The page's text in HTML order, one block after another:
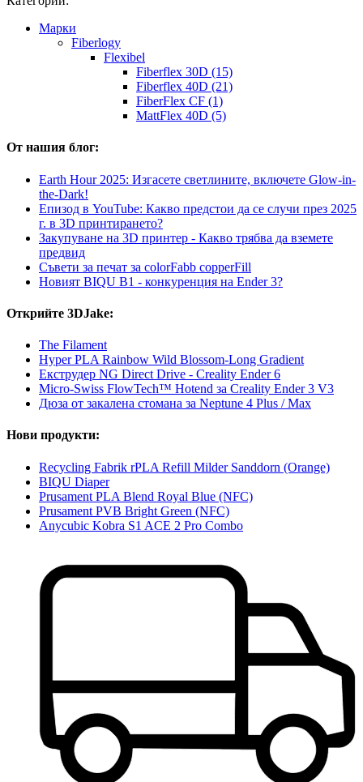
Mарки
Fiberlogy
Flexibel
Fiberflex 30D (15)
Fiberflex 40D (21)
FiberFlex CF (1)
MattFlex 40D (5)
От нашия блог:
Earth Hour 2025: Изгасете светлините, включете Glow-in-
the-Dark!
Епизод в YouTube: Какво предстои да се случи през 2025
г. в 3D принтирането?
Закупуване на 3D принтер - Какво трябва да вземете
предвид
Съвети за печат за colorFabb copperFill
Новият BIQU B1 - конкуренция на Ender 3?
Открийте 3DJake:
The Filament
Hyper PLA Rainbow Wild Blossom-Long Gradient
Екструдер NG Direct Drive - Creality Ender 6
Micro-Swiss FlowTech™ Hotend за Creality Ender 3 V3
Дюза от закалена стомана за Neptune 4 Plus / Max
Нови продукти:
Recycling Fabrik rPLA Refill Milder Sanddorn (Orange)
BIQU Diaper
Prusament PLA Blend Royal Blue (NFC)
Prusament PVB Bright Green (NFC)
Anycubic Kobra S1 ACE 2 Pro Combo